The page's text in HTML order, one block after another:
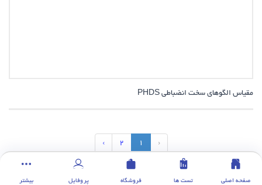
مقیاس الگوهای سخت انضباطی PHDS
‹
1
2
›
صفحه اصلی تست ها فروشگاه پروفایل بیشتر